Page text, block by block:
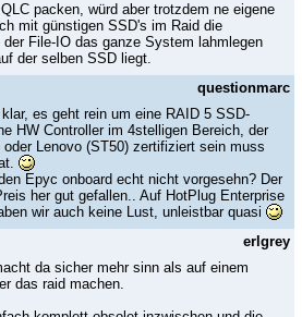
packen, würd aber trotzdem ne eigene
mit günstigen SSD's im Raid die
File-IO das ganze System lahmlegen
der selben SSD liegt.
questionmarc
es geht rein um eine RAID 5 SSD-
HW Controller im 4stelligen Bereich, der
Lenovo (ST50) zertifiziert sein muss
Epyc onboard echt nicht vorgesehn? Der
her gut gefallen.. Auf HotPlug Enterprise
wir auch keine Lust, unleistbar quasi
erlgrey
da sicher mehr sinn als auf einem
das raid machen.